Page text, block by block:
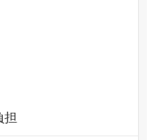
担